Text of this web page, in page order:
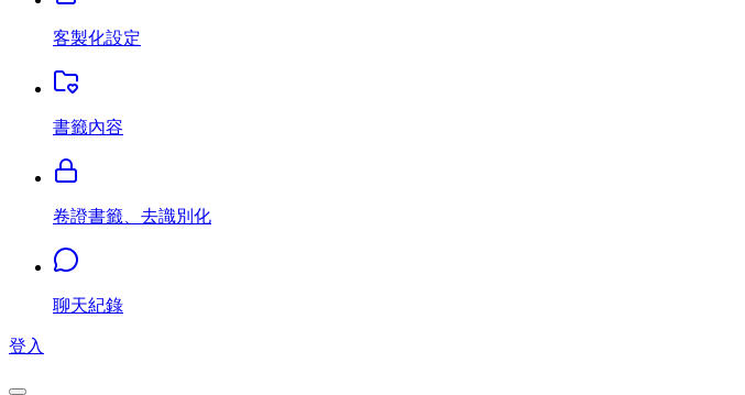
客製化設定
書籤內容
卷證書籤、去識別化
聊天紀錄
登入